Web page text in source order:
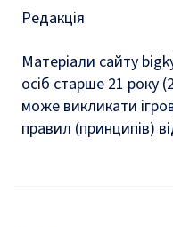
Редакція
Матеріали сайту
осіб старше 21 року
може викликати
правил (принципів)